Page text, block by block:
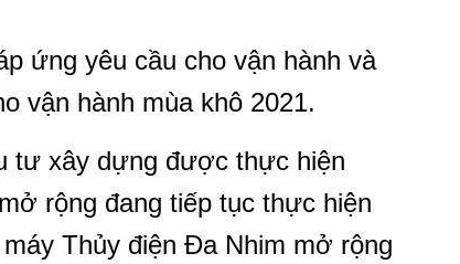
ứng yêu cầu cho vận hành và
vận hành mùa khô 2021.
tư xây dựng được thực hiện
rộng đang tiếp tục thực hiện
Thủy điện Đa Nhim mở rộng